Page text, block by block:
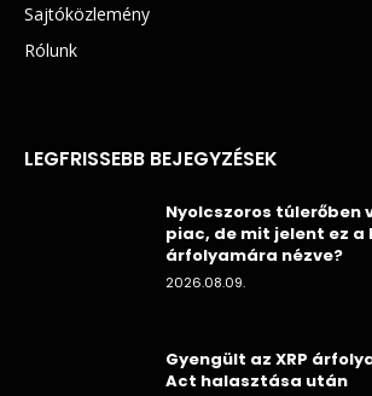
Sajtóközlemény
Rólunk
LEGFRISSEBB BEJEGYZÉSEK
Nyolcszoros túlerőben
piac, de mit jelent ez
árfolyamára nézve?
2026.08.09.
Gyengült az XRP
Act halasztása után